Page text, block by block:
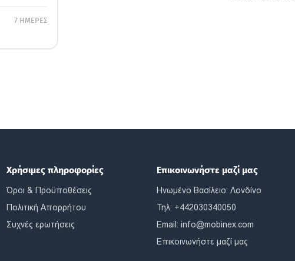
7 ΗΜΕΡΕΣ
Χρήσιμες πληροφορίες
Όροι & Προϋποθέσεις
Πολιτική Απορρήτου
Συχνές ερωτήσεις
Επικοινωνήστε μαζί μας
Ηνωμένο Βασίλειο: Λονδίνο
Τηλ: +442030340050
Email:info@mobinex.com
Επικοινωνήστε μαζί μας